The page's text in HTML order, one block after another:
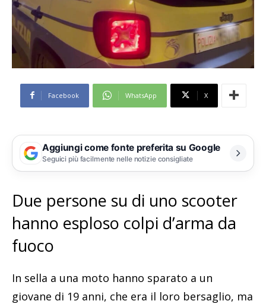
Facebook WhatsApp X
Aggiungi come fonte preferita su Google
Seguici più facilmente nelle notizie consigliate
Due persone su di uno scooter
hanno esploso colpi d’arma da
fuoco
In sella a una moto hanno sparato a un
giovane di 19 anni, che era il loro bersaglio, ma